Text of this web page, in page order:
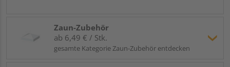
Zaun-Zubehör
ab 6,49 € / Stk.
gesamte Kategorie Zaun-Zubehör entdecken